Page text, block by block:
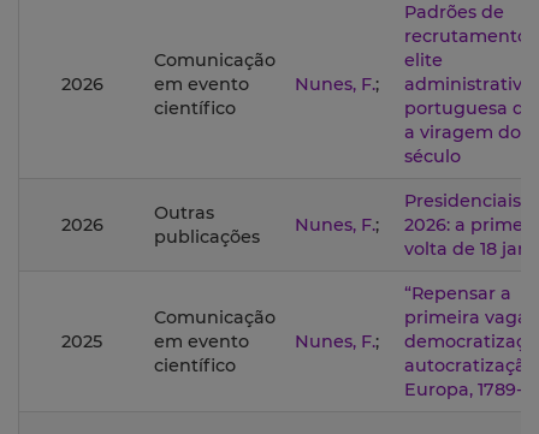
2026
Comunicação
em evento
científico
Nunes, F.;
Padrões de
recrutamento
elite
administrativa
portuguesa
a viragem do
século
2026
Outras
publicações
Nunes, F.;
Presidenciais
2026: a
volta de 18
2025
Comunicação
em evento
científico
Nunes, F.;
“Repensar a
primeira vaga:
Europa, 1789-